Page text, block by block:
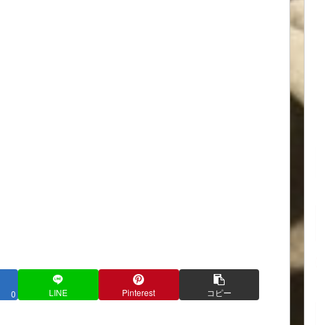
0 LINE Pinterest コピー